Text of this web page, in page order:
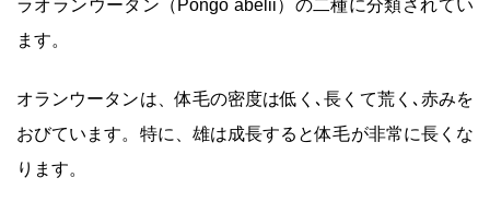
ラオランウータン（ Pongo abelii）の二種に分類されてい
ます。
オランウータンは、体毛の密度は低く､長くて荒く､赤みを
おびています。特に、雄は成長すると体毛が非常に長くな
ります。